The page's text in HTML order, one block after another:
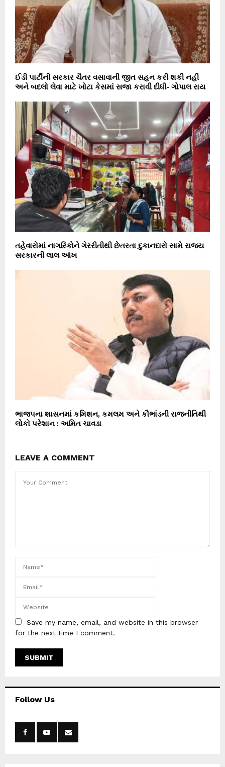
ઈડી પાર્ટીની સરકાર ચૈતર વસાવાની જીત સહન કરી શકી નહીં
અને બદલો લેવા માટે ખોટા કેસમાં સજા કરાવી દીધી- ગોપાલ રાય
તહેવારોમાં નાગરિકોને ગેરરીતીથી છેતરતા દુકાનદારો સામે રાજ્ય
સરકારની લાલ આંખ
ભાજપના શાસનમાં કમિશન, કમલમ અને કૌભાંડની રાજનીતિથી
લોકો પરેશાન : અમિત ચાવડા
LEAVE A COMMENT
Save my name, email, and website in this browser
for the next time I comment.
Follow Us